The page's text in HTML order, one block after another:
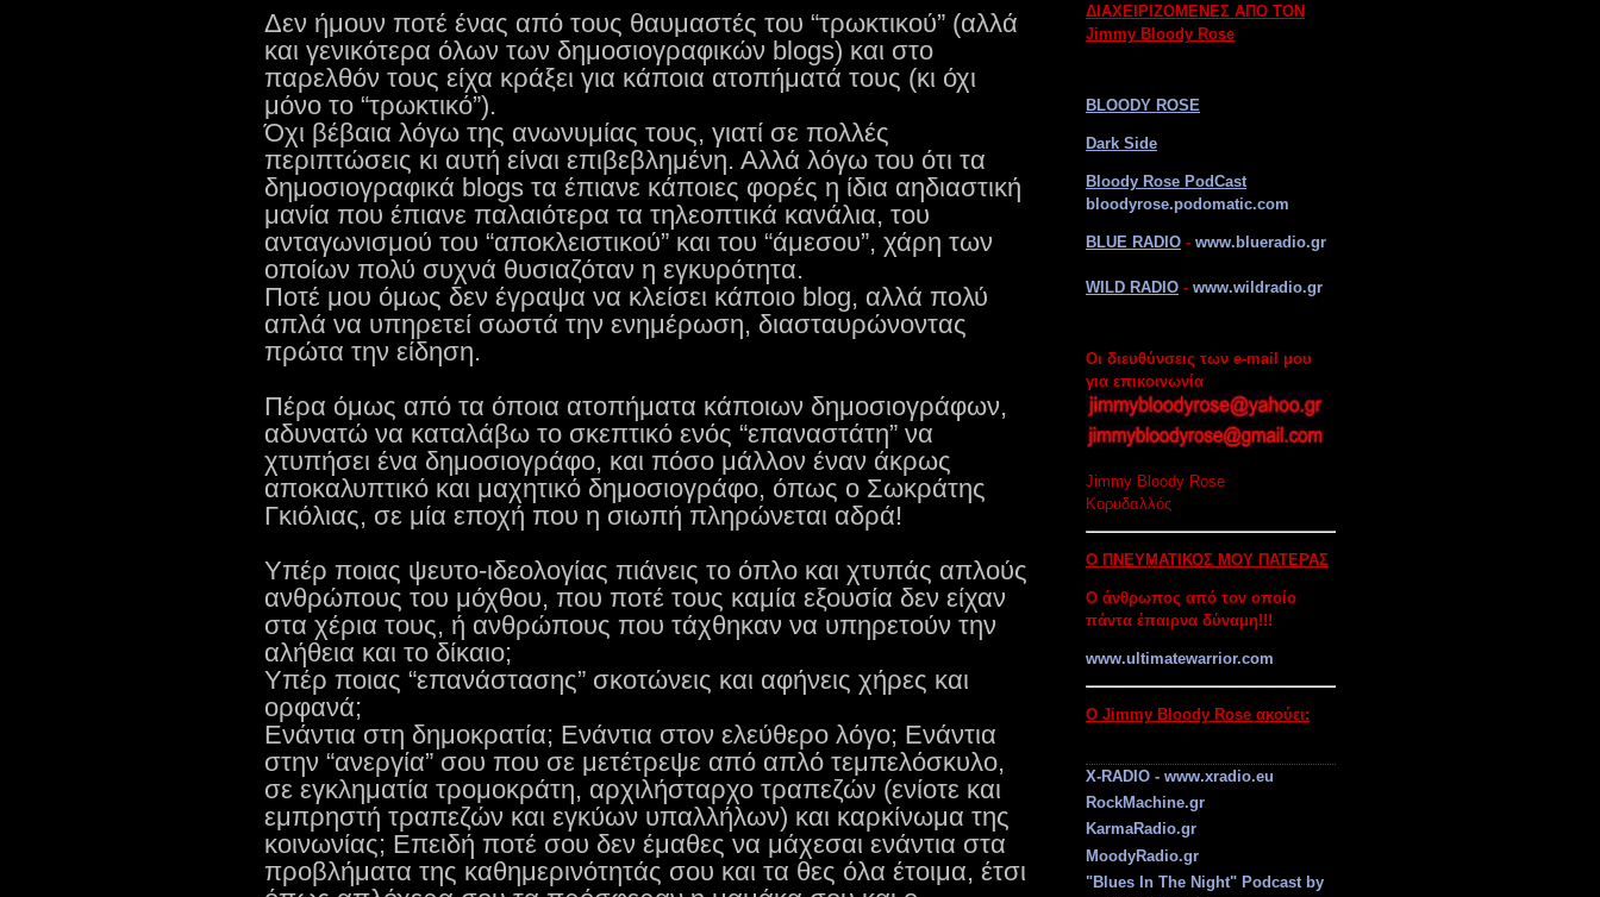
Δεν ήμουν ποτέ ένας από τους θαυμαστές του “τρωκτικού” (αλλά
και γενικότερα όλων των δημοσιογραφικών blogs) και στο
παρελθόν τους είχα κράξει για κάποια ατοπήματά τους (κι όχι
μόνο το “τρωκτικό”).
Όχι βέβαια λόγω της ανωνυμίας τους, γιατί σε πολλές
περιπτώσεις κι αυτή είναι επιβεβλημένη. Αλλά λόγω του ότι τα
δημοσιογραφικά blogs τα έπιανε κάποιες φορές η ίδια αηδιαστική
μανία που έπιανε παλαιότερα τα τηλεοπτικά κανάλια, του
ανταγωνισμού του “αποκλειστικού” και του “άμεσου”, χάρη των
οποίων πολύ συχνά θυσιαζόταν η εγκυρότητα.
Ποτέ μου όμως δεν έγραψα να κλείσει κάποιο blog, αλλά πολύ
απλά να υπηρετεί σωστά την ενημέρωση, διασταυρώνοντας
πρώτα την είδηση.
Πέρα όμως από τα όποια ατοπήματα κάποιων δημοσιογράφων,
αδυνατώ να καταλάβω το σκεπτικό ενός “επαναστάτη” να
χτυπήσει ένα δημοσιογράφο, και πόσο μάλλον έναν άκρως
αποκαλυπτικό και μαχητικό δημοσιογράφο, όπως ο Σωκράτης
Γκιόλιας, σε μία εποχή που η σιωπή πληρώνεται αδρά!
Υπέρ ποιας ψευτο-ιδεολογίας πιάνεις το όπλο και χτυπάς απλούς
ανθρώπους του μόχθου, που ποτέ τους καμία εξουσία δεν είχαν
στα χέρια τους, ή ανθρώπους που τάχθηκαν να υπηρετούν την
αλήθεια και το δίκαιο;
Υπέρ ποιας “επανάστασης” σκοτώνεις και αφήνεις χήρες και
ορφανά;
Ενάντια στη δημοκρατία; Ενάντια στον ελεύθερο λόγο; Ενάντια
στην “ανεργία” σου που σε μετέτρεψε από απλό τεμπελόσκυλο,
σε εγκληματία τρομοκράτη, αρχιλήσταρχο τραπεζών (ενίοτε και
εμπρηστή τραπεζών και εγκύων υπαλλήλων) και καρκίνωμα της
κοινωνίας; Επειδή ποτέ σου δεν έμαθες να μάχεσαι ενάντια στα
προβλήματα της καθημερινότητάς σου και τα θες όλα έτοιμα, έτσι
ΔΙΑΧΕΙΡΙΖΟΜΕΝΕΣ ΑΠΟ ΤΟΝ
Jimmy Bloody Rose
BLOODY ROSE
Dark Side
Bloody Rose PodCast
bloodyrose.podomatic.com
BLUE RADIO - www.blueradio.gr
WILD RADIO - www.wildradio.gr
Οι διευθύνσεις των e-mail μου
για επικοινωνία
Jimmy Bloody Rose
Κορυδαλλός
Ο ΠΝΕΥΜΑΤΙΚΟΣ ΜΟΥ ΠΑΤΕΡΑΣ
Ο άνθρωπος από τον οποίο
πάντα έπαιρνα δύναμη!!!
www.ultimatewarrior.com
Ο Jimmy Bloody Rose ακούει:
X-RADIO - www.xradio.eu
RockMachine.gr
KarmaRadio.gr
MoodyRadio.gr
"Blues In The Night" Podcast by